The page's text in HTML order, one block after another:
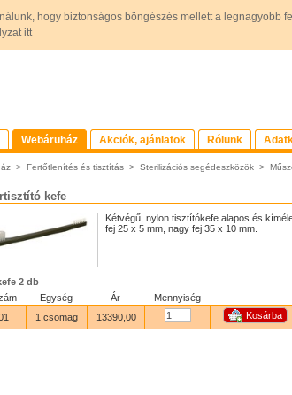
hogy biztonságos böngészés mellett a legnagyobb
itt
Webáruház Akciók, ajánlatok Rólunk
> Fertőtlenítés és tisztítás > Sterilizációs segédeszközök >
kefe
Kétvégű, nylon tisztítókefe alapos és
fej 25 x 5 mm, nagy fej 35 x 10 mm.
2 db
Egység Ár
Mennyiség
1 csomag 13390,00